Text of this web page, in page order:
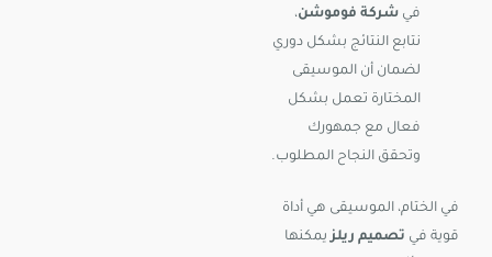
في شركة فوموشن،
نتابع النتائج بشكل دوري
لضمان أن الموسيقى
المختارة تعمل بشكل
فعال مع جمهورك
وتحقق النجاح المطلوب.
في الختام، الموسيقى هي أداة
قوية في تصميم ريلزيمكنها